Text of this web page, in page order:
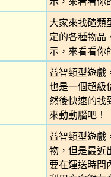
大家來找碴類
定的各種物品
示，來看看你
益智類型遊戲
也是一個超級
然後快速的找
來動動腦吧！
益智類型遊戲
物，但是最近
要在運送時間